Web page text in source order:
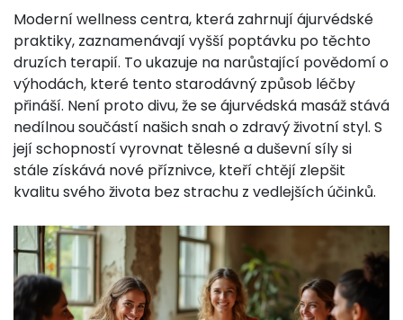
Moderní wellness centra, která zahrnují ájurvédské
praktiky, zaznamenávají vyšší poptávku po těchto
druzích terapií. To ukazuje na narůstající povědomí o
výhodách, které tento starodávný způsob léčby
přináší. Není proto divu, že se ájurvédská masáž stává
nedílnou součástí našich snah o zdravý životní styl. S
její schopností vyrovnat tělesné a duševní síly si
stále získává nové příznivce, kteří chtějí zlepšit
kvalitu svého života bez strachu z vedlejších účinků.